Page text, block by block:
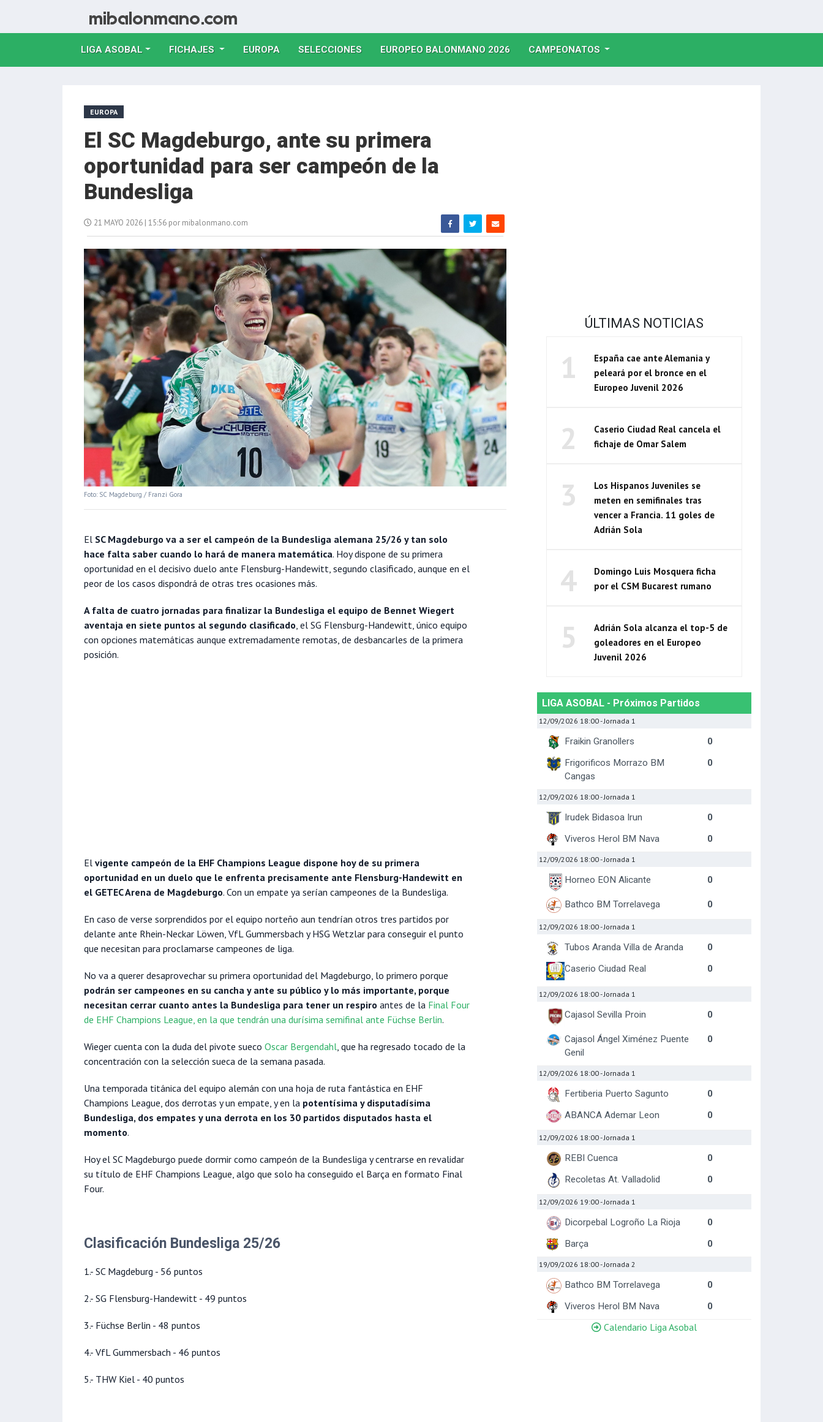
LIGA ASOBAL FICHAJES EUROPA(CURRENT)
SELECCIONES(CURRENT)
EUROPEO BALONMANO 2026(CURRENT)
CAMPEONATOS
EUROPA
El SC Magdeburgo, ante su primera
oportunidad para ser campeón de la
Bundesliga
21 MAYO 2026 | 15:56 por mibalonmano.com
Foto: SC Magdeburg / Franzi Gora
El SC Magdeburgo va a ser el campeón de la Bundesliga alemana 25/26 y tan solo
hace falta saber cuando lo hará de manera matemática. Hoy dispone de su primera
oportunidad en el decisivo duelo ante Flensburg-Handewitt, segundo clasificado, aunque en el
peor de los casos dispondrá de otras tres ocasiones más.
A falta de cuatro jornadas para finalizar la Bundesliga el equipo de Bennet Wiegert
aventaja en siete puntos al segundo clasificado, el SG Flensburg-Handewitt, único equipo
con opciones matemáticas aunque extremadamente remotas, de desbancarles de la primera
posición.
El vigente campeón de la EHF Champions League dispone hoy de su primera
oportunidad en un duelo que le enfrenta precisamente ante Flensburg-Handewitt en
el GETEC Arena de Magdeburgo. Con un empate ya serían campeones de la Bundesliga.
En caso de verse sorprendidos por el equipo norteño aun tendrían otros tres partidos por
delante ante Rhein-Neckar Löwen, VfL Gummersbach y HSG Wetzlar para conseguir el punto
que necesitan para proclamarse campeones de liga.
No va a querer desaprovechar su primera oportunidad del Magdeburgo, lo primero porque
podrán ser campeones en su cancha y ante su público y lo más importante, porque
necesitan cerrar cuanto antes la Bundesliga para tener un respiro antes de la Final Four
de EHF Champions League, en la que tendrán una durísima semifinal ante Füchse Berlin.
Wieger cuenta con la duda del pivote sueco Oscar Bergendahl, que ha regresado tocado de la
concentración con la selección sueca de la semana pasada.
Una temporada titánica del equipo alemán con una hoja de ruta fantástica en EHF
Champions League, dos derrotas y un empate, y en la potentísima y disputadísima
Bundesliga, dos empates y una derrota en los 30 partidos disputados hasta el
momento.
Hoy el SC Magdeburgo puede dormir como campeón de la Bundesliga y centrarse en revalidar
su título de EHF Champions League, algo que solo ha conseguido el Barça en formato Final
Four.
Clasificación Bundesliga 25/26
1.- SC Magdeburg - 56 puntos
2.- SG Flensburg-Handewitt - 49 puntos
3.- Füchse Berlin - 48 puntos
4.- VfL Gummersbach - 46 puntos
5.- THW Kiel - 40 puntos
ÚLTIMAS NOTICIAS
1
España cae ante Alemania y
peleará por el bronce en el
Europeo Juvenil 2026
2
Caserio Ciudad Real cancela el
fichaje de Omar Salem
3
Los Hispanos Juveniles se
meten en semifinales tras
vencer a Francia. 11 goles de
Adrián Sola
4
Domingo Luis Mosquera ficha
por el CSM Bucarest rumano
5
Adrián Sola alcanza el top-5 de
goleadores en el Europeo
Juvenil 2026
LIGA ASOBAL - Próximos Partidos
12/09/2026 18:00- Jornada 1
Fraikin Granollers
0
Frigorificos Morrazo BM
Cangas
0
12/09/2026 18:00- Jornada 1
Irudek Bidasoa Irun
0
Viveros Herol BM Nava
0
12/09/2026 18:00- Jornada 1
Horneo EON Alicante 0
Bathco BM Torrelavega 0
12/09/2026 18:00- Jornada 1
Tubos Aranda Villa de Aranda
0
Caserio Ciudad Real
0
12/09/2026 18:00- Jornada 1
Cajasol Sevilla Proin 0
Cajasol Ángel Ximénez Puente
Genil
0
12/09/2026 18:00- Jornada 1
Fertiberia Puerto Sagunto
0
ABANCA Ademar Leon
0
12/09/2026 18:00- Jornada 1
REBI Cuenca
0
Recoletas At. Valladolid
0
12/09/2026 19:00- Jornada 1
Dicorpebal Logroño La Rioja
0
Barça
0
19/09/2026 18:00- Jornada 2
Bathco BM Torrelavega
0
Viveros Herol BM Nava
0
Calendario Liga Asobal